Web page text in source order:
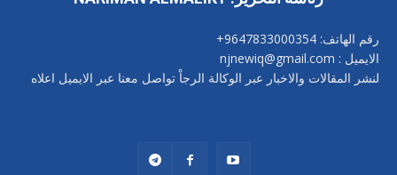
رقم الهاتف: 9647833000354+
الايميل : njnewiq@gmail.com
لنشر المقالات والاخبار عبر الوكالة الرجاْ تواصل معنا عبر الايميل اعلاه